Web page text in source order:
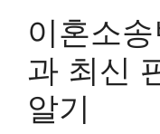
이혼소
과 최신
알기